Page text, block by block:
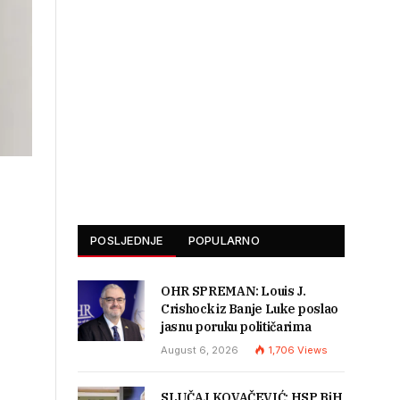
POSLJEDNJE POPULARNO
OHR SPREMAN: Louis J.
Crishock iz Banje Luke poslao
jasnu poruku političarima
August 6, 2026 1,706 Views